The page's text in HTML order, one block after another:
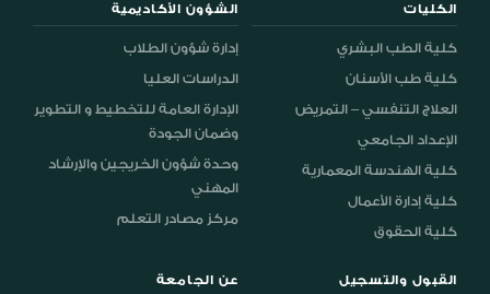
الكليات
كلية الطب البشري
كلية طب الأسنان
العلاج التنفسي – التمريض
الإعداد الجامعي
كلية الهندسة المعمارية
كلية إدارة الأعمال
كلية الحقوق
الشؤون الأكاديمية
إدارة شؤون الطلاب
الدراسات العليا
الإدارة العامة للتخطيط و التطوير
وضمان الجودة
وحدة شؤون الخريجين والإرشاد
المهني
مركز مصادر التعلم
القبول والتسجيل عن الجامعة